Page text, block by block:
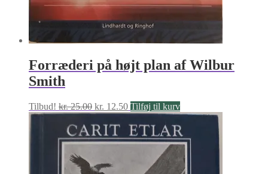
Forræderi på højt plan af Wilbur
Smith
Tilbud! kr.25.00 Den
oprindelige
pris
var:
kr. 12.50Den
aktuelle
pris
er:
Tilføj til kurv